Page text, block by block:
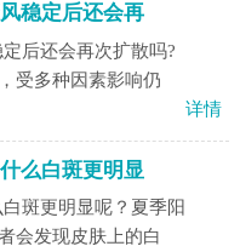
稳定后还会再
后还会再次扩散吗?
受多种因素影响仍
详情
么白斑更明显
斑更明显呢？夏季阳
会发现皮肤上的白